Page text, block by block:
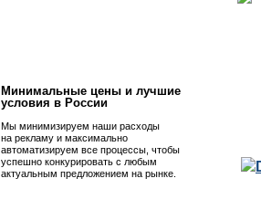
Минимальные цены и лучшие
условия в России
Мы минимизируем наши расходы
на рекламу и максимально
автоматизируем все процессы, чтобы
успешно конкурировать с любым
актуальным предложением на рынке.